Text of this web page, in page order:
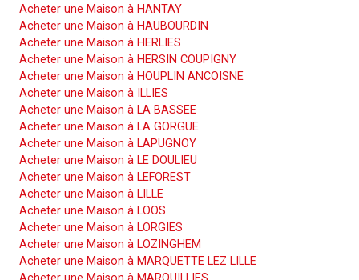
Acheter une Maison à HANTAY
Acheter une Maison à HAUBOURDIN
Acheter une Maison à HERLIES
Acheter une Maison à HERSIN COUPIGNY
Acheter une Maison à HOUPLIN ANCOISNE
Acheter une Maison à ILLIES
Acheter une Maison à LA BASSEE
Acheter une Maison à LA GORGUE
Acheter une Maison à LAPUGNOY
Acheter une Maison à LE DOULIEU
Acheter une Maison à LEFOREST
Acheter une Maison à LILLE
Acheter une Maison à LOOS
Acheter une Maison à LORGIES
Acheter une Maison à LOZINGHEM
Acheter une Maison à MARQUETTE LEZ LILLE